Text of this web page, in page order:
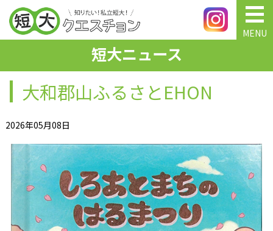
MENU
短大ニュース
大和郡山ふるさとEHON
2026年05月08日